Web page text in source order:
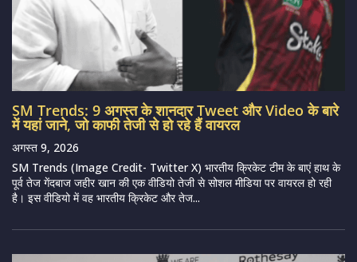
SM Trends: 9 अगस्त के शानदार Tweet और Video के बारे
में यहां जाने, जो काफी तेजी से हो रहे हैं वायरल
अगस्त 9, 2026
SM Trends (Image Credit- Twitter X) भारतीय क्रिकेट टीम के बाएं हाथ के
पूर्व तेज गेंदबाज जहीर खान की एक वीडियो तेजी से सोशल मीडिया पर वायरल हो रही
है। इस वीडियो में वह भारतीय क्रिकेट और तेज...